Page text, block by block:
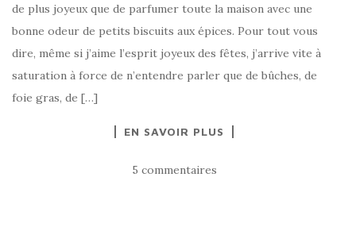
de plus joyeux que de parfumer toute la maison avec une
bonne odeur de petits biscuits aux épices. Pour tout vous
dire, même si j’aime l’esprit joyeux des fêtes, j’arrive vite à
saturation à force de n’entendre parler que de bûches, de
foie gras, de […]
EN SAVOIR PLUS
5 commentaires